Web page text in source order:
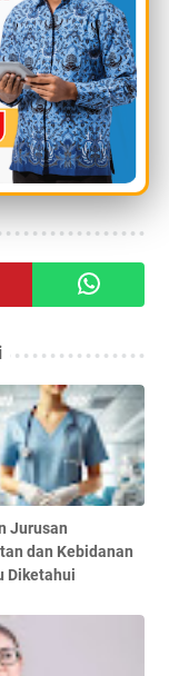
5 Pro, Acer
membantu
dengan
Jurusan
dan Kebidanan
Diketahui